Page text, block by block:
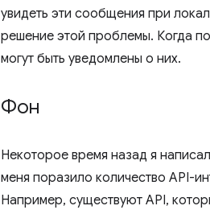
увидеть эти сообщения при
решение этой проблемы. Когда
могут быть уведомлены о них.
Фон
Некоторое время назад я
меня поразило количество API-
Например, существуют API,